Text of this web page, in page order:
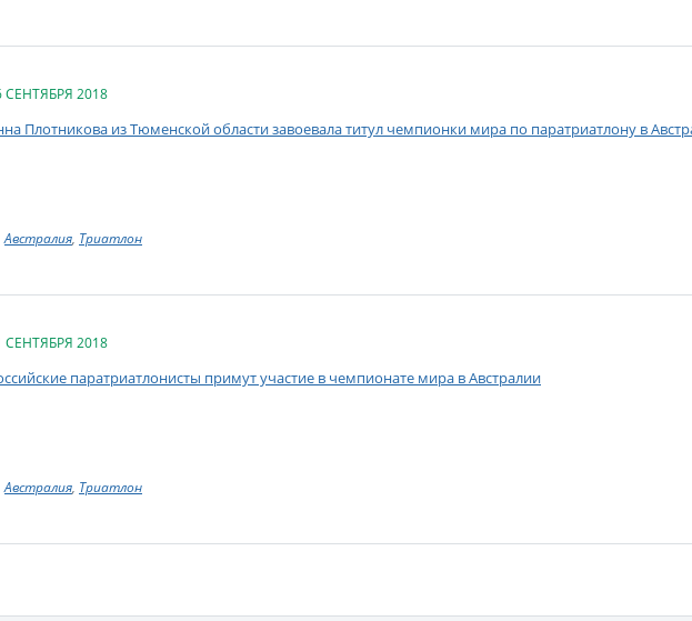
СЕНТЯБРЯ 2018
Плотникова из Тюменской области завоевала титул чемпионки мира по паратриатлону в
Австралия, Триатлон
СЕНТЯБРЯ 2018
паратриатлонисты примут участие в чемпионате мира в Австралии
Австралия, Триатлон